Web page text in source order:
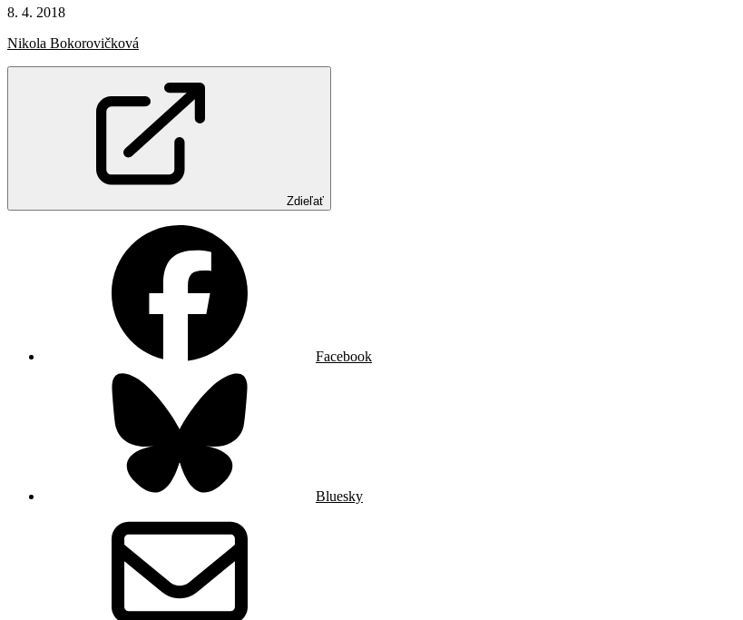
8. 4. 2018
Nikola Bokorovičková
Zdieľať
Facebook
Bluesky